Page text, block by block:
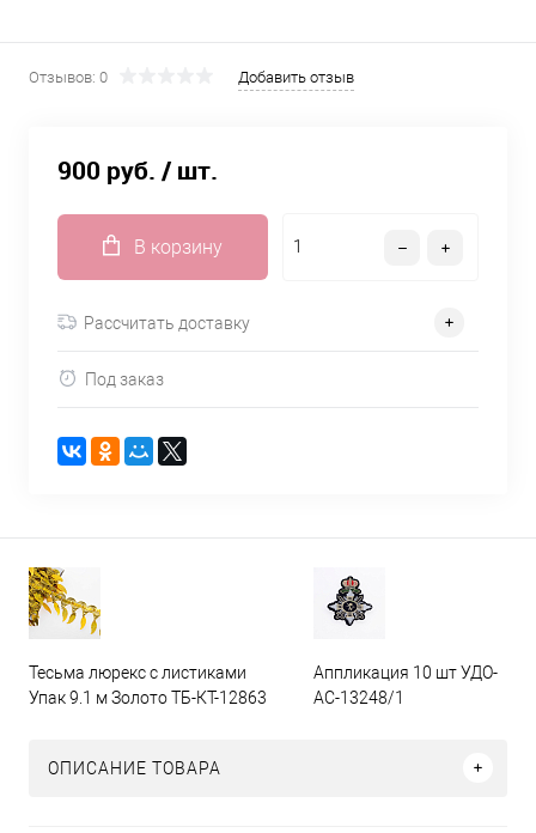
Отзывов: 0 Добавить отзыв
900 руб. / шт.
В корзину
Рассчитать доставку
Под заказ
Тесьма люрекс с листиками
Упак 9.1 м Золото ТБ-КТ-12863
Аппликация 10 шт УДО-
АС-13248/1
ОПИСАНИЕ ТОВАРА